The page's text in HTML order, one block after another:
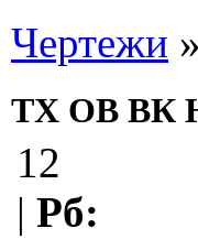
Чертежи »
ТХ ОВ ВК
12
| Рб: